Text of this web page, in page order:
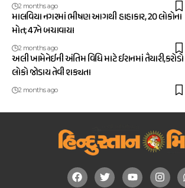
2 months ago
માલવિયા નગરમાં ભીષણ આગથી હાહાકાર, 20 લોકોના
મોત; 47ને બચાવાયા
2 months ago
અલી ખામેનેઈની અંતિમ વિધિ માટે ઈરાનમાં તૈયારી,કરોડો
લોકો જોડાય તેવી શક્યતા
2 months ago